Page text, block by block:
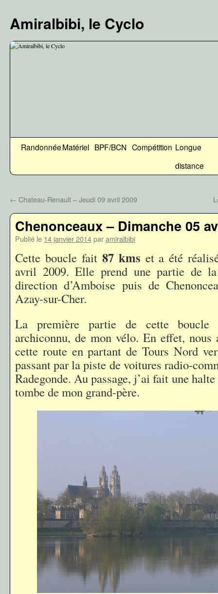
contenu
Amiralbibi, le Cyclo
RandonnéeMatériel BPF/BCN Compétition Longue
distance
← Chateau-Renault – Jeudi 09 avril 2009
Chenonceaux – Dimanche 05
Publié le 14 janvier 2014paramiralbibi
Cette boucle fait 87 kms et a été
avril 2009. Elle prend une partie de
direction d’Amboise puis de
Azay-sur-Cher.
La première partie de cette boucle
archiconnu, de mon vélo. En effet, nous
cette route en partant de Tours Nord
passant par la piste de voitures radio-
Radegonde. Au passage, j’ai fait une
tombe de mon grand-père.